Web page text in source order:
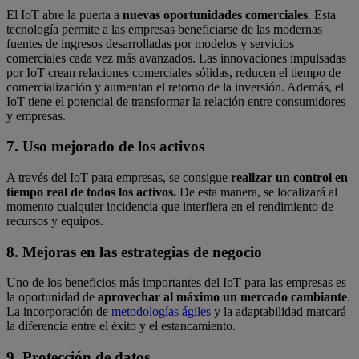
El IoT abre la puerta a nuevas oportunidades comerciales. Esta
tecnología permite a las empresas beneficiarse de las modernas
fuentes de ingresos desarrolladas por modelos y servicios
comerciales cada vez más avanzados. Las innovaciones impulsadas
por IoT crean relaciones comerciales sólidas, reducen el tiempo de
comercialización y aumentan el retorno de la inversión. Además, el
IoT tiene el potencial de transformar la relación entre consumidores
y empresas.
7. Uso mejorado de los activos
A través del IoT para empresas, se consigue realizar un control en
tiempo real de todos los activos. De esta manera, se localizará al
momento cualquier incidencia que interfiera en el rendimiento de
recursos y equipos.
8. Mejoras en las estrategias de negocio
Uno de los beneficios más importantes del IoT para las empresas es
la oportunidad de aprovechar al máximo un mercado cambiante.
La incorporación de metodologías ágiles y la adaptabilidad marcará
la diferencia entre el éxito y el estancamiento.